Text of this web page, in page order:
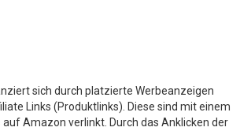
sich durch platzierte Werbeanzeigen
Links (Produktlinks). Diese sind mit einem
Amazon verlinkt. Durch das Anklicken der